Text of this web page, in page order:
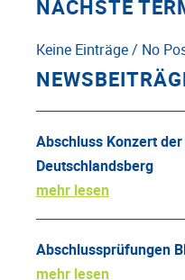
NÄCHSTE
Keine Einträge / No
Abschluss Konzert
Deutschlandsberg
mehr lesen
Abschlussprüfungen
mehr lesen